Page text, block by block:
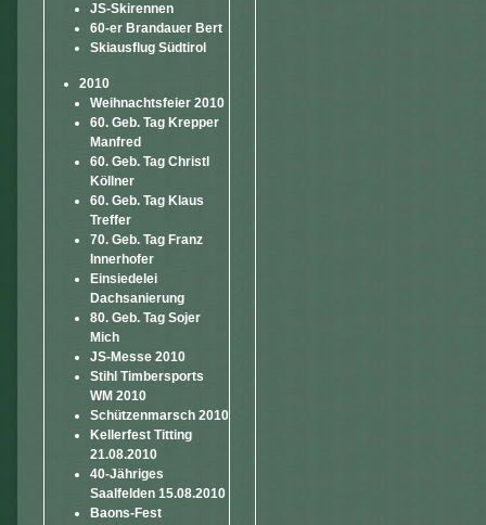
JS-Skirennen
60-er Brandauer Bert
Skiausflug Südtirol
2010
Weihnachtsfeier 2010
60. Geb. Tag Krepper
Manfred
60. Geb. Tag Christl
Köllner
60. Geb. Tag Klaus
Treffer
70. Geb. Tag Franz
Innerhofer
Einsiedelei
Dachsanierung
80. Geb. Tag Sojer
Mich
JS-Messe 2010
Stihl Timbersports
WM 2010
Schützenmarsch 2010
Kellerfest Titting
21.08.2010
40-Jähriges
Saalfelden 15.08.2010
Baons-Fest